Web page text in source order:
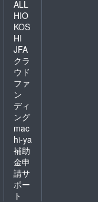
ALL
HIO
KOS
HI
JFA
クラ
ウド
ファ
ン
ディ
ング
mac
hi-ya
補助
金申
請サ
ポー
ト